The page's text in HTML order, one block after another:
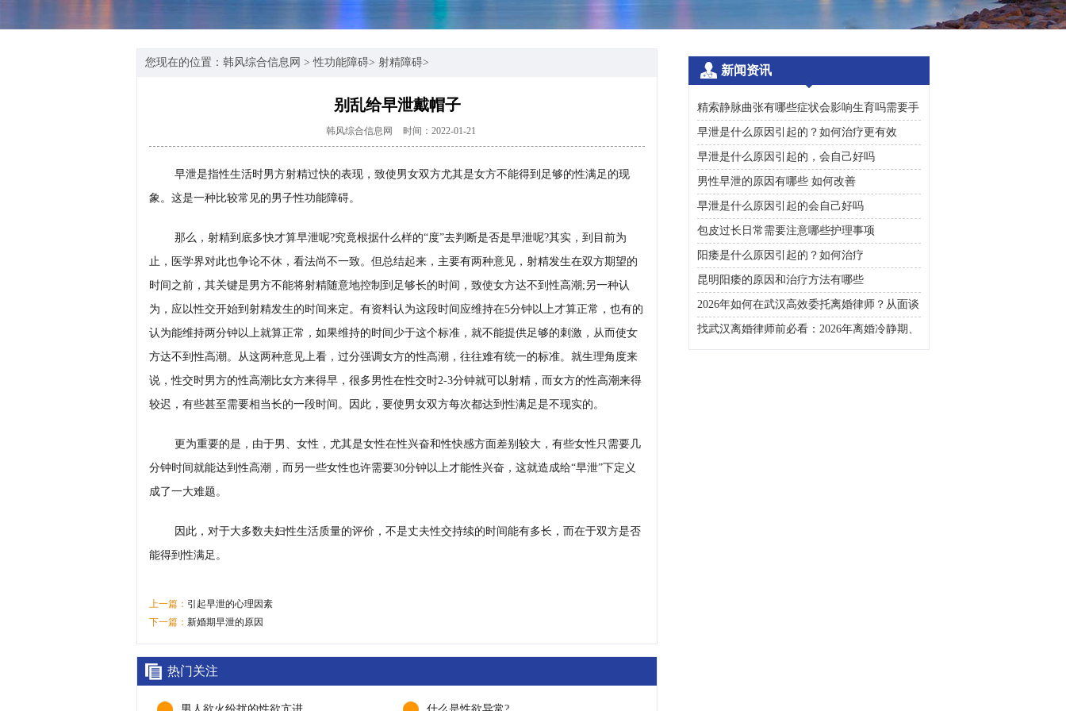
您现在的位置： 韩风综合信息网 >性功能障碍> 射精障碍>
别乱给早泄戴帽子
韩风综合信息网 时间：2022-01-21
早泄是指性生活时男方射精过快的表现，致使男女双方尤其是女方不能得到足够的性满足的现
象。这是一种比较常见的男子性功能障碍。
那么，射精到底多快才算早泄呢?究竟根据什么样的“度”去判断是否是早泄呢?其实，到目前为
止，医学界对此也争论不休，看法尚不一致。但总结起来，主要有两种意见，射精发生在双方期望的
时间之前，其关键是男方不能将射精随意地控制到足够长的时间，致使女方达不到性高潮;另一种认
为，应以性交开始到射精发生的时间来定。有资料认为这段时间应维持在5分钟以上才算正常，也有的
认为能维持两分钟以上就算正常，如果维持的时间少于这个标准，就不能提供足够的刺激，从而使女
方达不到性高潮。从这两种意见上看，过分强调女方的性高潮，往往难有统一的标准。就生理角度来
说，性交时男方的性高潮比女方来得早，很多男性在性交时2-3分钟就可以射精，而女方的性高潮来得
较迟，有些甚至需要相当长的一段时间。因此，要使男女双方每次都达到性满足是不现实的。
更为重要的是，由于男、女性，尤其是女性在性兴奋和性快感方面差别较大，有些女性只需要几
分钟时间就能达到性高潮，而另一些女性也许需要30分钟以上才能性兴奋，这就造成给“早泄”下定义
成了一大难题。
因此，对于大多数夫妇性生活质量的评价，不是丈夫性交持续的时间能有多长，而在于双方是否
能得到性满足。
上一篇： 引起早泄的心理因素
下一篇： 新婚期早泄的原因
热门关注
新闻资讯
精索静脉曲张有哪些症状会影响生育吗需要手
术治疗吗
早泄是什么原因引起的？如何治疗更有效
早泄是什么原因引起的，会自己好吗
男性早泄的原因有哪些 如何改善
早泄是什么原因引起的会自己好吗
包皮过长日常需要注意哪些护理事项
阳痿是什么原因引起的？如何治疗
昆明阳痿的原因和治疗方法有哪些
2026年如何在武汉高效委托离婚律师？从面谈
咨询到判决执行的完整避雷手册
找武汉离婚律师前必看：2026年离婚冷静期、